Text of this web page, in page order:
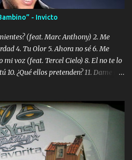
- Invicto
(feat. Marc Anthony) 2. Me
4. Tu Olor 5. Ahora no sé 6. Me
mi voz (feat. Tercel Cielo) 8. El no te lo
10. ¿Qué ellos pretenden? 11. Dame la
----------------------------- Nota:
della qualità in formato iTunes Plus
e a disposizione vostra per il
Nosotros Somos Los Del